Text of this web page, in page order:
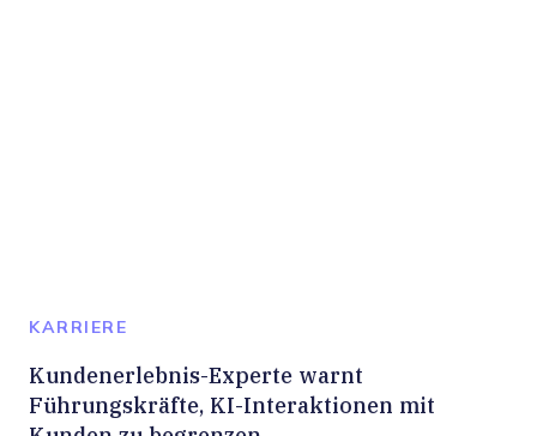
KARRIERE
Kundenerlebnis-Experte warnt
Führungskräfte, KI-Interaktionen mit